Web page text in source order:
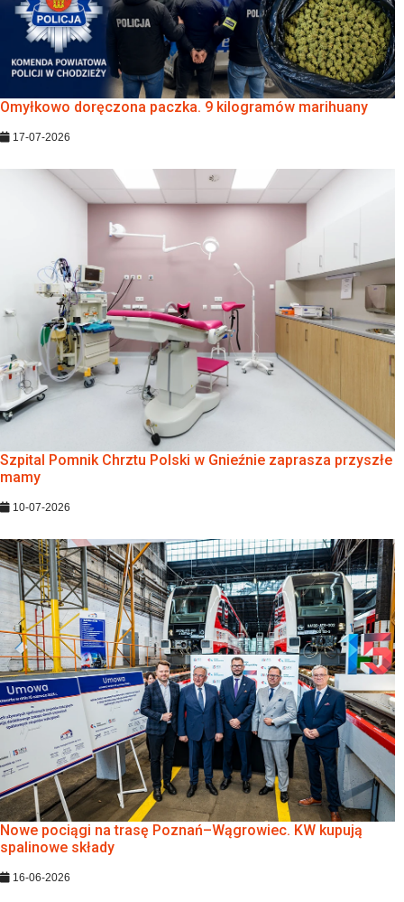
Omyłkowo doręczona paczka. 9 kilogramów marihuany
17-07-2026
Szpital Pomnik Chrztu Polski w Gnieźnie zaprasza przyszłe
mamy
10-07-2026
Nowe pociągi na trasę Poznań–Wągrowiec. KW kupują
spalinowe składy
16-06-2026